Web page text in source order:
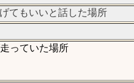
てもいいと話した場所
っていた場所